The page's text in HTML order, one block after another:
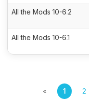
All the Mods 10-6.2
All the Mods 10-6.1
« 1 2